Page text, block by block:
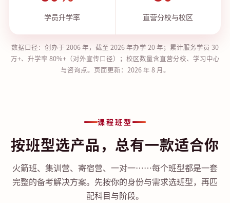
学员升学率 直营分校与校区
数据口径：创办于 2006 年，截至 2026 年办学 20 年；累计服务学员 30
万+、升学率 80%+（对外宣传口径）；校区数量含直营分校、学习中心
与咨询点。页面更新：2026 年 8 月。
课程班型
按班型选产品，总有一款适合你
火箭班、集训营、寄宿营、一对一……每个班型都是一套
完整的备考解决方案。先按你的身份与需求选班型，再匹
配科目与阶段。